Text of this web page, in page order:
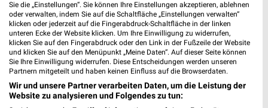
Die Küche Luchtefeld Filialen & Öffnungszeiten
für Warendorf
Die Küchenwelt Katalog und Prospekte für
Duisburg
Sie die „Einstellungen“. Sie können Ihre Einstellungen akzeptieren, ablehnen
oder verwalten, indem Sie auf die Schaltfläche „Einstellungen verwalten“
klicken oder jederzeit auf die Fingerabdruck-Schaltfläche in der linken
unteren Ecke der Website klicken. Um Ihre Einwilligung zu widerrufen,
klicken Sie auf den Fingerabdruck oder den Link in der Fußzeile der Website
und klicken Sie auf den Menüpunkt „Meine Daten“. Auf dieser Seite können
Sie Ihre Einwilligung widerrufen. Diese Entscheidungen werden unseren
Partnern mitgeteilt und haben keinen Einfluss auf die Browserdaten.
Wir und unsere Partner verarbeiten Daten, um die Leistung der
Website zu analysieren und Folgendes zu tun: